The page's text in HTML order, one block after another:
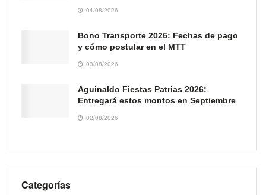
04/08/2026
Bono Transporte 2026: Fechas de pago
y cómo postular en el MTT
03/08/2026
Aguinaldo Fiestas Patrias 2026:
Entregará estos montos en Septiembre
02/08/2026
Categorías